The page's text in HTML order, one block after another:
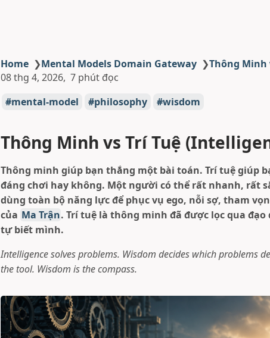
Home ❯Mental Models Domain Gateway ❯Thông Minh
08 thg 4, 2026 7 phút đọc
mental-model
philosophy wisdom
Thông Minh vs Trí Tuệ
Thông minh giúp bạn thắng một bài toán. Trí tuệ giúp
đáng chơi hay không. Một người có thể rất nhanh, rất
dùng toàn bộ năng lực để phục vụ ego, nỗi sợ, tham
của Ma Trận. Trí tuệ là thông minh đã được lọc qua
tự biết mình.
Intelligence solves problems. Wisdom decides which problems
the tool. Wisdom is the compass.